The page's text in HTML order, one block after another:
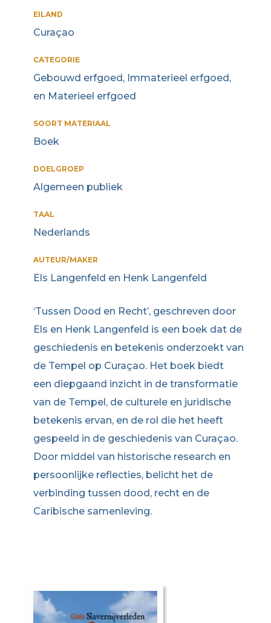
EILAND
Curaçao
CATEGORIE
Gebouwd erfgoed, Immaterieel erfgoed,
en Materieel erfgoed
SOORT MATERIAAL
Boek
DOELGROEP
Algemeen publiek
TAAL
Nederlands
AUTEUR/MAKER
Els Langenfeld en Henk Langenfeld
‘Tussen Dood en Recht’, geschreven door
Els en Henk Langenfeld is een boek dat de
geschiedenis en betekenis onderzoekt van
de Tempel op Curaçao. Het boek biedt
een diepgaand inzicht in de transformatie
van de Tempel, de culturele en juridische
betekenis ervan, en de rol die het heeft
gespeeld in de geschiedenis van Curaçao.
Door middel van historische research en
persoonlijke reflecties, belicht het de
verbinding tussen dood, recht en de
Caribische samenleving.